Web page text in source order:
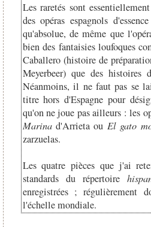
Les raretés sont
des opéras espagnols
qu'absolue, de même que
bien des fantaisies loufoques
Caballero (histoire de
Meyerbeer) que des histoires
Néanmoins, il ne faut pas se
titre hors d'Espagne pour
qu'on ne joue pas ailleurs : les
Marinad'Arrieta ou El gato
zarzuelas.
Les quatre pièces que j'ai
standards du répertoire
enregistrées ; régulièrement
l'échelle mondiale.